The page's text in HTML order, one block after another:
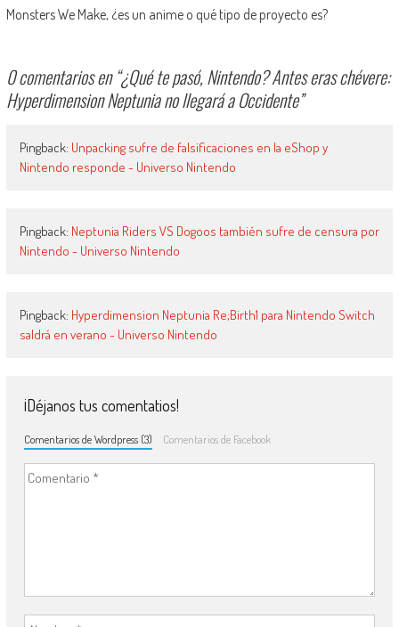
Monsters We Make, ¿es un anime o qué tipo de proyecto es?
0 comentarios en “¿Qué te pasó, Nintendo? Antes eras chévere:
Hyperdimension Neptunia no llegará a Occidente”
Pingback: Unpacking sufre de falsificaciones en la eShop y
Nintendo responde - Universo Nintendo
Pingback: Neptunia Riders VS Dogoos también sufre de censura por
Nintendo - Universo Nintendo
Pingback: Hyperdimension Neptunia Re;Birth1 para Nintendo Switch
saldrá en verano - Universo Nintendo
¡Déjanos tus comentatios!
Comentarios de Wordpress (3) Comentarios de Facebook